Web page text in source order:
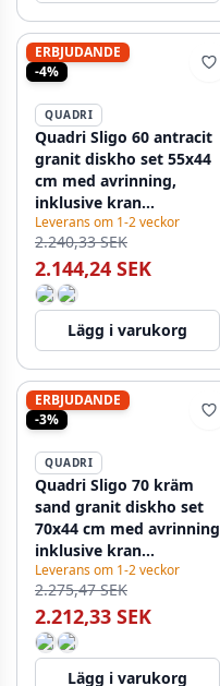
ERBJUDANDE
-4%
QUADRI
Quadri Sligo 60 antracit
granit diskho set 55x44
cm med avrinning,
inklusive kran
1208967199
Leverans om 1-2 veckor
2.240,33 SEK
2.144,24 SEK
Lägg i varukorg
ERBJUDANDE
-3%
QUADRI
Quadri Sligo 70 kräm
sand granit diskho set
70x44 cm med avrinning
inklusive kran
1208967202
Leverans om 1-2 veckor
2.275,47 SEK
2.212,33 SEK
Lägg i varukorg